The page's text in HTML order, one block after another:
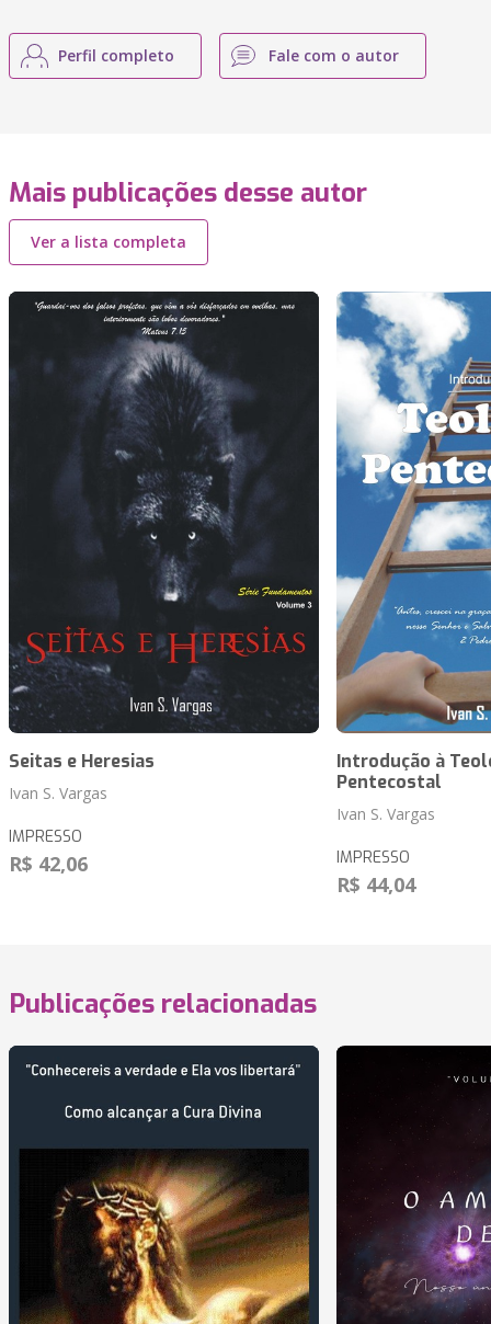
Perfil completo Fale com o autor
Mais publicações desse autor
Ver a lista completa
Seitas e Heresias
Ivan S. Vargas
IMPRESSO
R$ 42,06
Introdução à
Pentecostal
Ivan S. Vargas
IMPRESSO
R$ 44,04
Publicações relacionadas